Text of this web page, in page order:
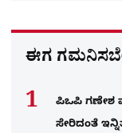
ಈಗ
ಪಿಒಪಿ ಗಣೇಶ
ಸೇರಿದಂತೆ